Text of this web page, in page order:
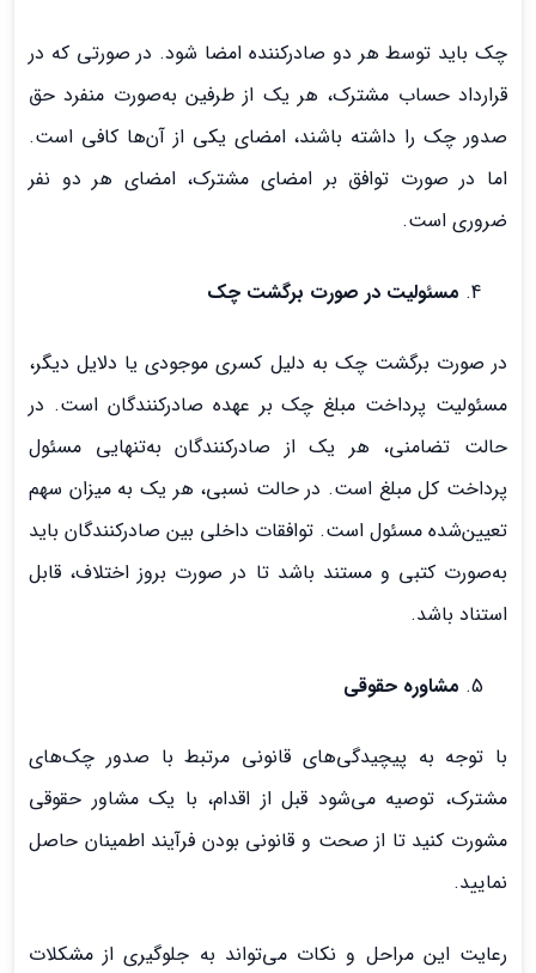
چک باید توسط هر دو صادرکننده امضا شود. در صورتی که در
قرارداد حساب مشترک، هر یک از طرفین به‌صورت منفرد حق
صدور چک را داشته باشند، امضای یکی از آن‌ها کافی است.
اما در صورت توافق بر امضای مشترک، امضای هر دو نفر
ضروری است.
مسئولیت در صورت برگشت چک
در صورت برگشت چک به دلیل کسری موجودی یا دلایل دیگر،
مسئولیت پرداخت مبلغ چک بر عهده صادرکنندگان است. در
حالت تضامنی، هر یک از صادرکنندگان به‌تنهایی مسئول
پرداخت کل مبلغ است. در حالت نسبی، هر یک به میزان سهم
تعیین‌شده مسئول است. توافقات داخلی بین صادرکنندگان باید
به‌صورت کتبی و مستند باشد تا در صورت بروز اختلاف، قابل
استناد باشد.
مشاوره حقوقی
با توجه به پیچیدگی‌های قانونی مرتبط با صدور چک‌های
مشترک، توصیه می‌شود قبل از اقدام، با یک مشاور حقوقی
مشورت کنید تا از صحت و قانونی بودن فرآیند اطمینان حاصل
نمایید.
رعایت این مراحل و نکات می‌تواند به جلوگیری از مشکلات